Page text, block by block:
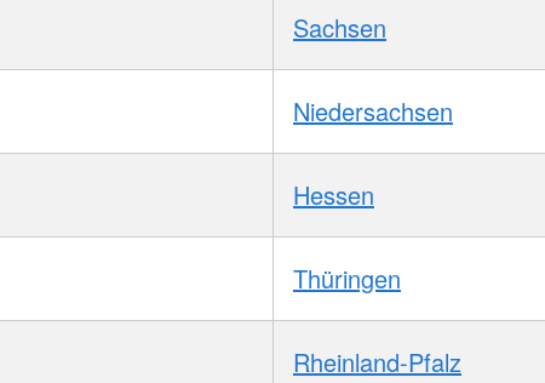
Sachsen
Niedersachsen
Hessen
Thüringen
Rheinland-Pfalz